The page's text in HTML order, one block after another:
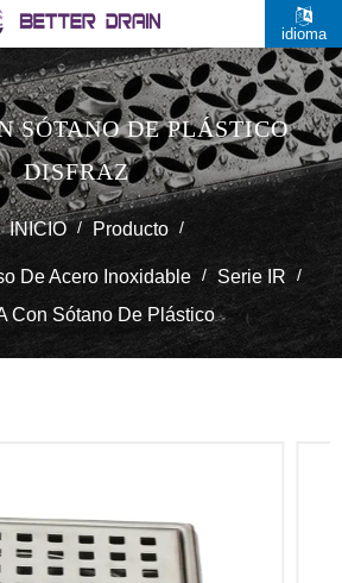
idioma
SÓTANO DE PLÁSTICO
DISFRAZ
INICIO / Producto /
De Acero Inoxidable / Serie IR /
Con Sótano De Plástico